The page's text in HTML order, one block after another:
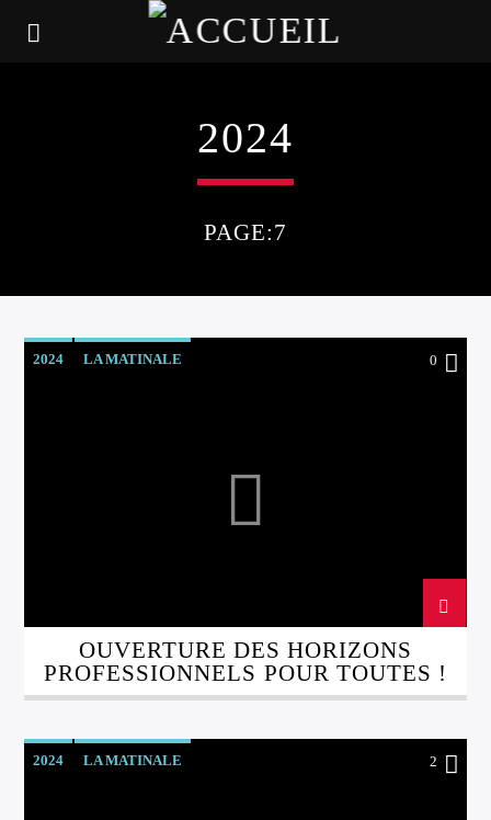
2024
PAGE:7
2024 LA MATINALE 0
OUVERTURE DES HORIZONS
PROFESSIONNELS POUR TOUTES !
2024 LA MATINALE 2